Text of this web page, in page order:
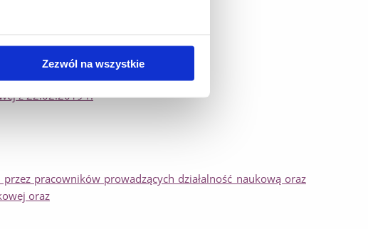
Zezwól na wszystkie
11 października 2022 r.
z 22.02.2019 r.
pracowników prowadzących działalność naukową oraz
oraz